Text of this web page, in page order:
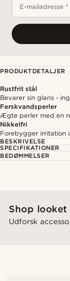
E-mailadresse *
PRODUKTDETALJER
Rustfrit stål
Bevarer sin glans -
Ferskvandsperler
Ægte perler med en
Nikkelfri
Forebygger irritation
BESKRIVELSE
SPECIFIKATIONER
BEDØMMELSER
Shop looket
Udforsk